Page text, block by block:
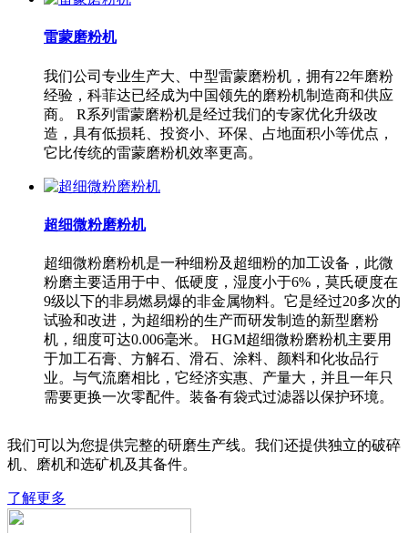
雷蒙磨粉机
我们公司专业生产大、中型雷蒙磨粉机，拥有22年磨粉
经验，科菲达已经成为中国领先的磨粉机制造商和供应
商。 R系列雷蒙磨粉机是经过我们的专家优化升级改
造，具有低损耗、投资小、环保、占地面积小等优点，
它比传统的雷蒙磨粉机效率更高。
超细微粉磨粉机
超细微粉磨粉机是一种细粉及超细粉的加工设备，此微
粉磨主要适用于中、低硬度，湿度小于6%，莫氏硬度在
9级以下的非易燃易爆的非金属物料。它是经过20多次的
试验和改进，为超细粉的生产而研发制造的新型磨粉
机，细度可达0.006毫米。 HGM超细微粉磨粉机主要用
于加工石膏、方解石、滑石、涂料、颜料和化妆品行
业。与气流磨相比，它经济实惠、产量大，并且一年只
需要更换一次零配件。装备有袋式过滤器以保护环境。
我们可以为您提供完整的研磨生产线。我们还提供独立的破碎
机、磨机和选矿机及其备件。
了解更多